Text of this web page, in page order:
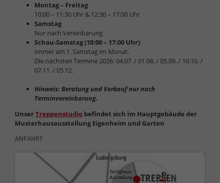
Montag – Freitag
10:00 – 11:30 Uhr & 12:30 – 17:00 Uhr
Samstag
Nur nach Vereinbarung
Schau-Samstag (10:00 – 17:00 Uhr)
Immer am 1. Samstag im Monat.
Die nächsten Termine 2026: 04.07. / 01.08. / 05.09. / 10.10. /
07.11. / 05.12.
Hinweis: Beratung und Verkauf nur nach
Terminvereinbarung.
UnserTreppenstudiobefindet sich im Hauptgebäude der
Musterhausausstellung Eigenheim und Garten
ANFAHRT